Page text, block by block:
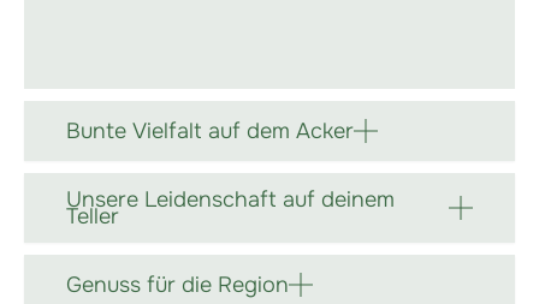
Bunte Vielfalt auf dem Acker
Unsere Leidenschaft auf deinem
Teller
Genuss für die Region